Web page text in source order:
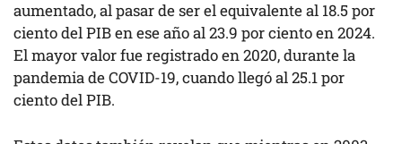
aumentado, al pasar de ser el equivalente al 18.5 por
ciento del PIB en ese año al 23.9 por ciento en 2024.
El mayor valor fue registrado en 2020, durante la
pandemia de COVID-19, cuando llegó al 25.1 por
ciento del PIB.